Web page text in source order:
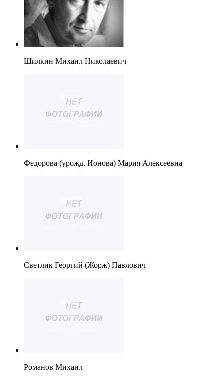
Шилкин Михаил Николаевич
Федорова (урожд. Ионова) Мария Алексеевна
Светлик Георгий (Жорж) Павлович
Романов Михаил